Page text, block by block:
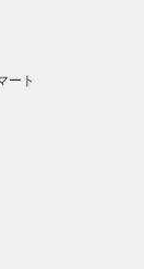
ート